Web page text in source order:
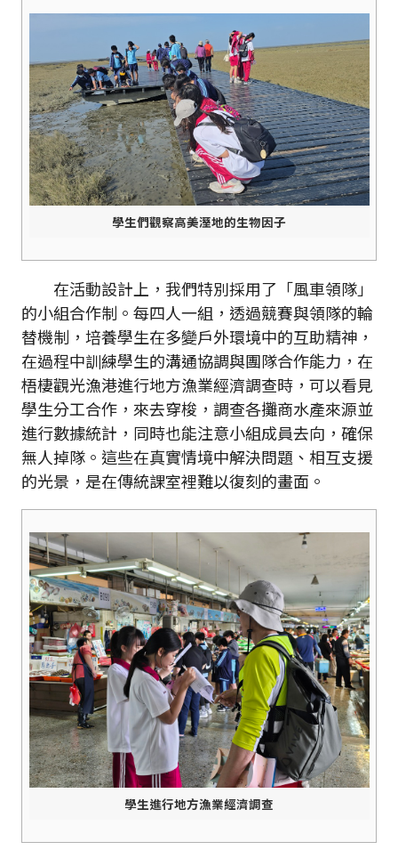
學生們觀察高美溼地的生物因子
在活動設計上，我們特別採用了「風車領隊」
的小組合作制。每四人一組，透過競賽與領隊的輪
替機制，培養學生在多變戶外環境中的互助精神，
在過程中訓練學生的溝通協調與團隊合作能力，在
梧棲觀光漁港進行地方漁業經濟調查時，可以看見
學生分工合作，來去穿梭，調查各攤商水產來源並
進行數據統計，同時也能注意小組成員去向，確保
無人掉隊。這些在真實情境中解決問題、相互支援
的光景，是在傳統課室裡難以復刻的畫面。
學生進行地方漁業經濟調查